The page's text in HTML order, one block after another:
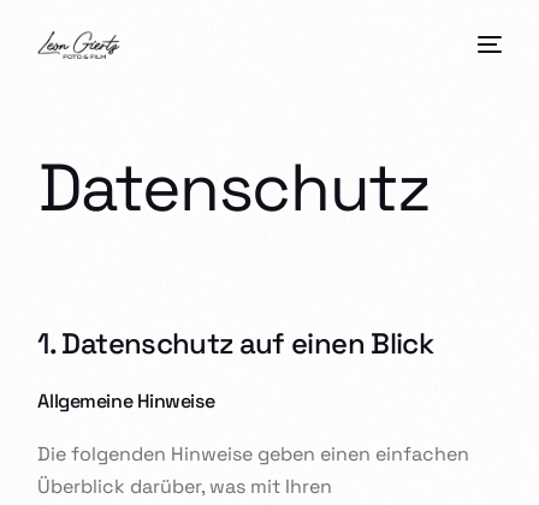
Datenschutz
1. Datenschutz auf einen Blick
Allgemeine Hinweise
Die folgenden Hinweise geben einen einfachen
Überblick darüber, was mit Ihren